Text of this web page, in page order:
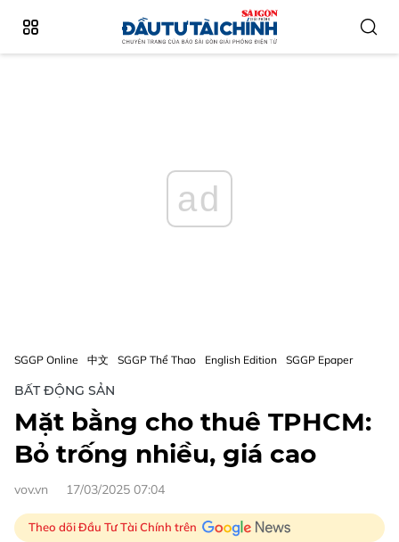
ad
SGGP Online 中文 SGGP Thể Thao English Edition SGGP Epaper
BẤT ĐỘNG SẢN
Mặt bằng cho thuê TPHCM:
Bỏ trống nhiều, giá cao
vov.vn 17/03/2025 07:04
Theo dõi Đầu Tư Tài Chính trên